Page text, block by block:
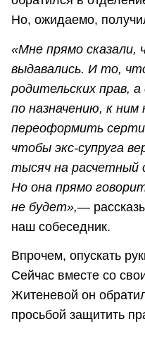
Но, ожидаемо,
«Мне прямо сказали,
выдавались. И то,
родительских прав,
по назначению, к
переоформить
чтобы экс-супруга
тысяч на расчетный
Но она прямо
не будет»,—
наш собеседник.
Впрочем, опускать
Сейчас вместе со
Житеневой он
просьбой защитить